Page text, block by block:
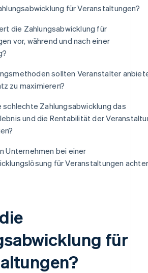
für Veranstaltungen?
die Zahlungsabwicklung für
vor, während und nach einer
sollten Veranstalter
zu maximieren?
schlechte Zahlungsabwicklung das
und die Rentabilität der
Unternehmen bei einer
für Veranstaltungen
für